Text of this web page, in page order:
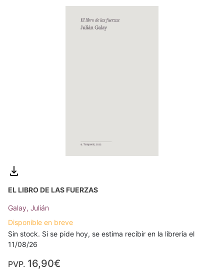
EL LIBRO DE LAS FUERZAS
Galay, Julián
Disponible en breve
Sin stock. Si se pide hoy, se estima recibir en la librería el
11/08/26
PVP. 16,90€